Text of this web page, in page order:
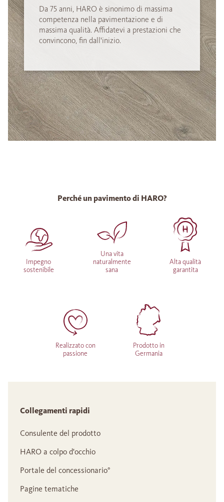
Da 75 anni, HARO è sinonimo di massima
competenza nella pavimentazione e di
massima qualità. Affidatevi a prestazioni che
convincono, fin dall'inizio.
Perché un pavimento di HARO?
Impegno
sostenibile
Una vita
naturalmente
sana
Alta qualità
garantita
Realizzato con
passione
Prodotto in
Germania
Collegamenti rapidi
Consulente del prodotto
HARO a colpo d'occhio
Portale del concessionario°
Pagine tematiche